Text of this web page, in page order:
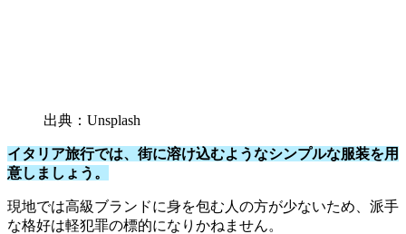
出典：Unsplash
イタリア旅行では、街に溶け込むようなシンプルな服装を用
意しましょう。
現地では高級ブランドに身を包む人の方が少ないため、派手
な格好は軽犯罪の標的になりかねません。